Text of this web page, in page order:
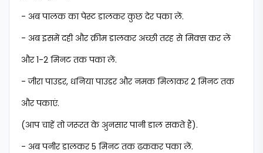
- अब पालक का पेस्ट डालकर कुछ देर पका लें.
- अब इसमें दही और क्रीम डालकर अच्छी तरह से मिक्स कर लें
और 1-2 मिनट तक पका लें.
- जीरा पाउडर, धनिया पाउडर और नमक मिलाकर 2 मिनट तक
और पकाएं.
(आप चाहें तो जरूरत के अुनसार पानी डाल सकते हैं).
- अब पनीर डालकर 5 मिनट तक ढककर पका लें.